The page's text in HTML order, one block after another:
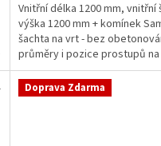
z
5
hvězdiček.
Vnitřní délka 1200 mm, vnitřní
výška 1200 mm + komínek
šachta na vrt - bez
průměry i pozice prostupů
hadice i...
Doprava Zdarma